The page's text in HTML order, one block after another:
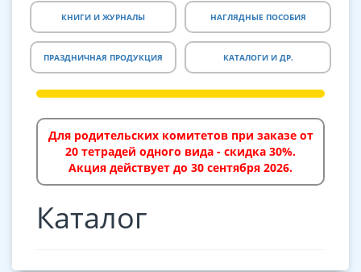
КНИГИ И ЖУРНАЛЫ НАГЛЯДНЫЕ ПОСОБИЯ
ПРАЗДНИЧНАЯ ПРОДУКЦИЯ КАТАЛОГИ И ДР.
Для родительских комитетов при заказе от
20 тетрадей одного вида - скидка 30%.
Акция действует до 30 сентября 2026.
Каталог